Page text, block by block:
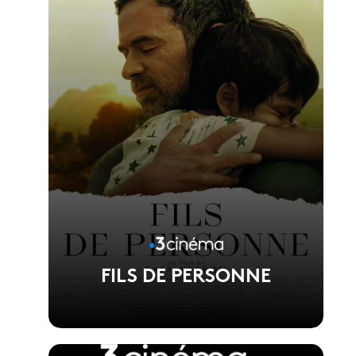
Réalisé par Phuong Mai Nguyen
FILS DE PERSONNE